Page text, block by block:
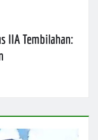
IIA Tembilahan: